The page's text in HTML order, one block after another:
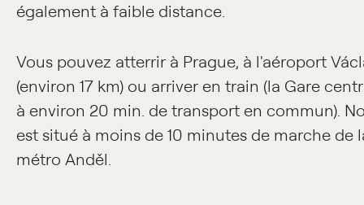
également à faible distance.
Vous pouvez atterrir à Prague, à l'aéroport
(environ 17 km) ou arriver en train (la Gare
à environ 20 min. de transport en commun).
est situé à moins de 10 minutes de marche de
métro Anděl.